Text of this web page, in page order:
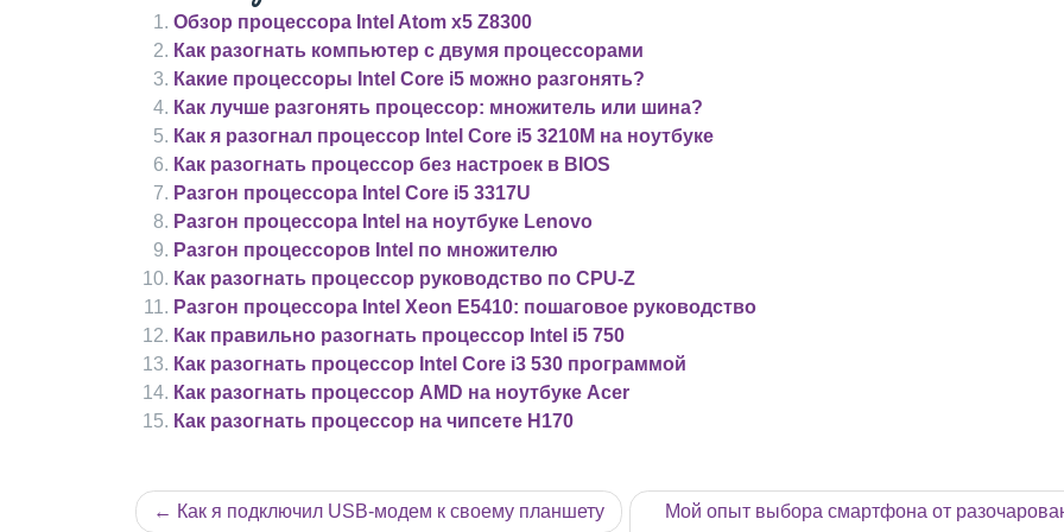
Обзор процессора Intel Atom x5 Z8300
Как разогнать компьютер с двумя процессорами
Какие процессоры Intel Core i5 можно разгонять?
Как лучше разгонять процессор: множитель или шина?
Как я разогнал процессор Intel Core i5 3210M на ноутбуке
Как разогнать процессор без настроек в BIOS
Разгон процессора Intel Core i5 3317U
Разгон процессора Intel на ноутбуке Lenovo
Разгон процессоров Intel по множителю
Как разогнать процессор руководство по CPU-Z
Разгон процессора Intel Xeon E5410: пошаговое руководство
Как правильно разогнать процессор Intel i5 750
Как разогнать процессор Intel Core i3 530 программой
Как разогнать процессор AMD на ноутбуке Acer
Как разогнать процессор на чипсете H170
Навигация
Как я подключил USB-модем к своему планшету
Мой опыт выбора смартфона от